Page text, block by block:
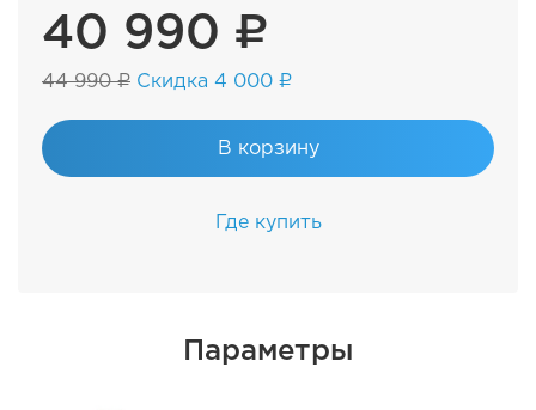
40 990 ₽
44 990 ₽ Скидка 4 000 ₽
В корзину
Где купить
Параметры